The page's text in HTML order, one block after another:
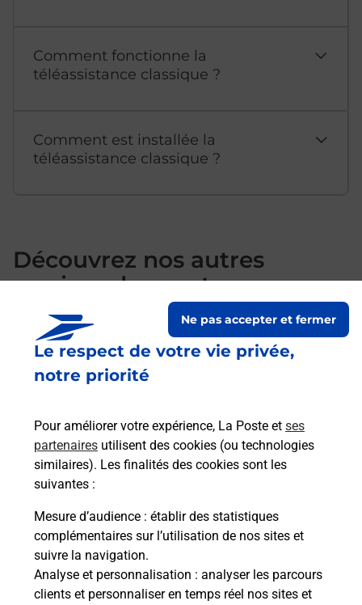
Le respect de votre vie privée,
notre priorité
Pour améliorer votre expérience, La Poste et ses
partenaires utilisent des cookies (ou technologies
similaires). Les finalités des cookies sont les
suivantes :
Mesure d’audience : établir des statistiques
complémentaires sur l’utilisation de nos sites et
suivre la navigation.
Analyse et personnalisation : analyser les parcours
clients et personnaliser en temps réel nos sites et
Ne pas accepter et fermer
Comment fonctionne la
téléassistance classique ?
Comment est installée la
téléassistance classique ?
Découvrez nos autres
services dans votre
commune Anglet
S'inscrire au code de la route
Vous cherchez à passer votre code de la route auto
ou moto dans la commune Anglet ? Découvrez
toutes nos solutions.